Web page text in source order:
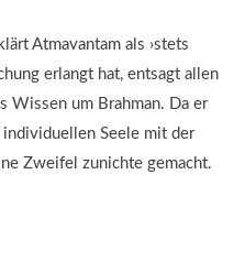
Atmavantam als ›stets
erlangt hat, entsagt allen
Wissen um Brahman. Da er
Seele mit der
Zweifel zunichte gemacht.